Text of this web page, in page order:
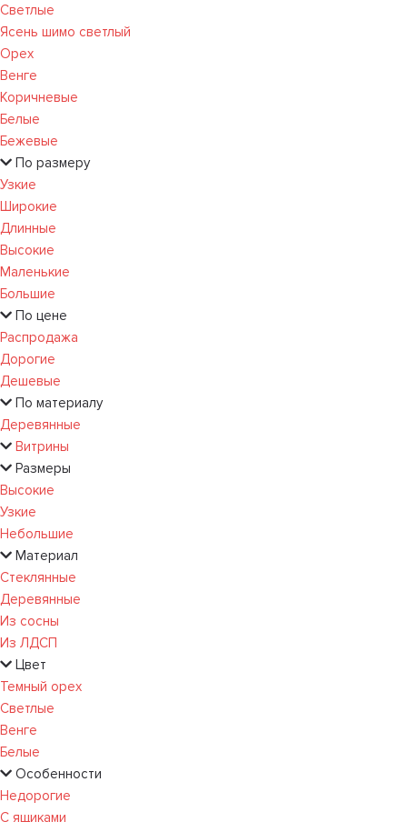
Светлые
Ясень шимо светлый
Орех
Венге
Коричневые
Белые
Бежевые
По размеру
Узкие
Широкие
Длинные
Высокие
Маленькие
Большие
По цене
Распродажа
Дорогие
Дешевые
По материалу
Деревянные
Витрины
Размеры
Высокие
Узкие
Небольшие
Материал
Стеклянные
Деревянные
Из сосны
Из ЛДСП
Цвет
Темный орех
Светлые
Венге
Белые
Особенности
Недорогие
С ящиками